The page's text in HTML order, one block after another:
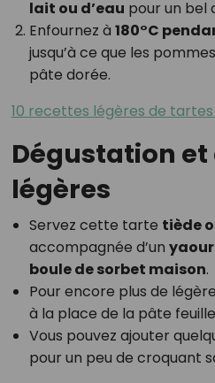
lait ou d’eau pour un bel
Enfournez à 180°C
jusqu’à ce que les
pâte dorée.
10 recettes légères de tartes
Dégustation
légères
Servez cette tarte tiède
accompagnée d’un
boule de sorbet maison.
Pour encore plus de
à la place de la pâte
Vous pouvez ajouter
pour un peu de croquant